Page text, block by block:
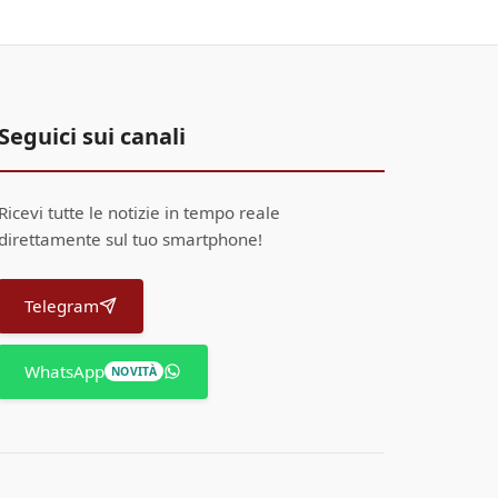
Seguici sui canali
Ricevi tutte le notizie in tempo reale
direttamente sul tuo smartphone!
Telegram
WhatsApp NOVITÀ